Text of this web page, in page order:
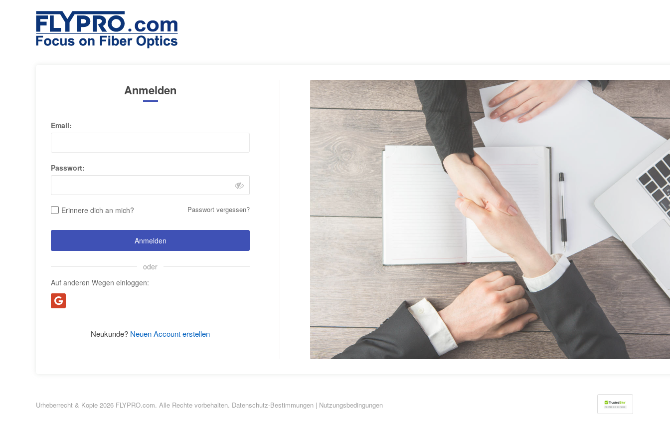
Anmelden
Email:
Passwort:
Erinnere dich an mich? Passwort vergessen?
Anmelden
oder
Auf anderen Wegen einloggen:
Neukunde? Neuen Account erstellen
Urheberrecht & Kopie 2026 FLYPRO.com. Alle Rechte vorbehalten. Datenschutz-Bestimmungen | Nutzungsbedingungen